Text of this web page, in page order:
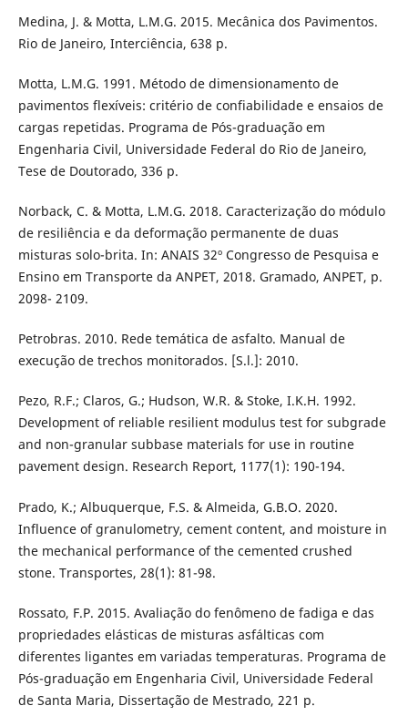
Medina, J. & Motta, L.M.G. 2015. Mecânica dos Pavimentos.
Rio de Janeiro, Interciência, 638 p.
Motta, L.M.G. 1991. Método de dimensionamento de
pavimentos flexíveis: critério de confiabilidade e ensaios de
cargas repetidas. Programa de Pós-graduação em
Engenharia Civil, Universidade Federal do Rio de Janeiro,
Tese de Doutorado, 336 p.
Norback, C. & Motta, L.M.G. 2018. Caracterização do módulo
de resiliência e da deformação permanente de duas
misturas solo-brita. In: ANAIS 32º Congresso de Pesquisa e
Ensino em Transporte da ANPET, 2018. Gramado, ANPET, p.
2098- 2109.
Petrobras. 2010. Rede temática de asfalto. Manual de
execução de trechos monitorados. [S.l.]: 2010.
Pezo, R.F.; Claros, G.; Hudson, W.R. & Stoke, I.K.H. 1992.
Development of reliable resilient modulus test for subgrade
and non-granular subbase materials for use in routine
pavement design. Research Report, 1177(1): 190-194.
Prado, K.; Albuquerque, F.S. & Almeida, G.B.O. 2020.
Influence of granulometry, cement content, and moisture in
the mechanical performance of the cemented crushed
stone. Transportes, 28(1): 81-98.
Rossato, F.P. 2015. Avaliação do fenômeno de fadiga e das
propriedades elásticas de misturas asfálticas com
diferentes ligantes em variadas temperaturas. Programa de
Pós-graduação em Engenharia Civil, Universidade Federal
de Santa Maria, Dissertação de Mestrado, 221 p.